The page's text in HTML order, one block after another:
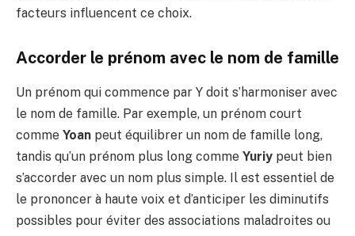
facteurs influencent ce choix.
Accorder le prénom avec le nom de famille
Un prénom qui commence par Y doit s’harmoniser avec
le nom de famille. Par exemple, un prénom court
comme Yoan peut équilibrer un nom de famille long,
tandis qu’un prénom plus long comme Yuriy peut bien
s’accorder avec un nom plus simple. Il est essentiel de
le prononcer à haute voix et d’anticiper les diminutifs
possibles pour éviter des associations maladroites ou